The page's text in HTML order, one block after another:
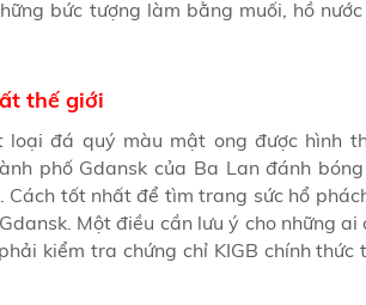
bức tượng làm bằng muối, hồ
thế giới
loại đá quý màu mật ong được hình
phố Gdansk của Ba Lan đánh
tốt nhất để tìm trang sức hổ
Một điều cần lưu ý cho những ai
kiểm tra chứng chỉ KIGB chính thức